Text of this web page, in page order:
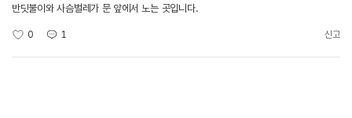
반딧불이와 사슴벌레가 문 앞에서 노는 곳입니다.
0 1 신고